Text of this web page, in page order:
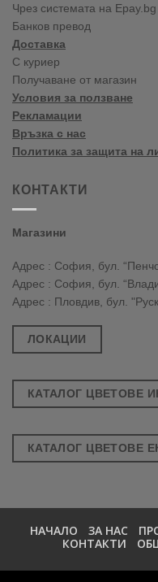
Чрез системата на Epay.bg
Банков превод
Доставка
С куриер
Получаване от магазин
Условия за ползване
Рекламации
Връзка с нас
Политика за защита на
КОНТАКТИ
Магазини
Адрес : София, бул.
Адрес : София, бул.
Адрес : Пловдив, бул.
ЛОКАЦИИ
КАТАЛОГ ЦВЕТОВЕ
КАТАЛОГ ЦВЕТОВЕ
НАЧАЛО ЗА НАС
КОНТАКТИ